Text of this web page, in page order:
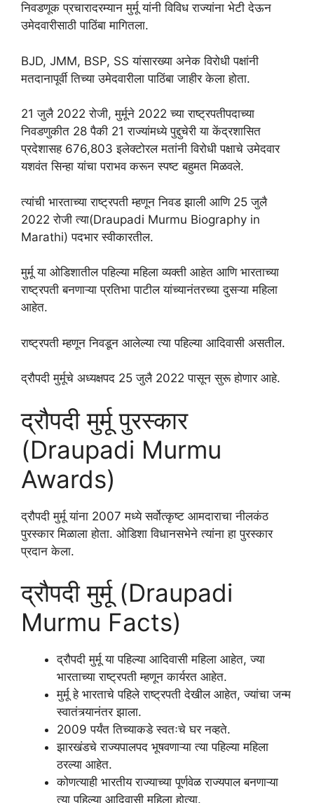
निवडणूक प्रचारादरम्यान मुर्मू यांनी विविध राज्यांना भेटी देऊन
उमेदवारीसाठी पाठिंबा मागितला.
BJD, JMM, BSP, SS यांसारख्या अनेक विरोधी पक्षांनी
मतदानापूर्वी तिच्या उमेदवारीला पाठिंबा जाहीर केला होता.
21 जुलै 2022 रोजी, मुर्मूने 2022 च्या राष्ट्रपतीपदाच्या
निवडणुकीत 28 पैकी 21 राज्यांमध्ये पुद्दुचेरी या केंद्रशासित
प्रदेशासह 676,803 इलेक्टोरल मतांनी विरोधी पक्षाचे उमेदवार
यशवंत सिन्हा यांचा पराभव करून स्पष्ट बहुमत मिळवले.
त्यांची भारताच्या राष्ट्रपती म्हणून निवड झाली आणि 25 जुलै
2022 रोजी त्या(Draupadi Murmu Biography in
Marathi) पदभार स्वीकारतील.
मुर्मू या ओडिशातील पहिल्या महिला व्यक्ती आहेत आणि भारताच्या
राष्ट्रपती बनणाऱ्या प्रतिभा पाटील यांच्यानंतरच्या दुसऱ्या महिला
आहेत.
राष्ट्रपती म्हणून निवडून आलेल्या त्या पहिल्या आदिवासी असतील.
द्रौपदी मुर्मूचे अध्यक्षपद 25 जुलै 2022 पासून सुरू होणार आहे.
द्रौपदी मुर्मू पुरस्कार
(Draupadi Murmu
Awards)
द्रौपदी मुर्मू यांना 2007 मध्ये सर्वोत्कृष्ट आमदाराचा नीलकंठ
पुरस्कार मिळाला होता. ओडिशा विधानसभेने त्यांना हा पुरस्कार
प्रदान केला.
द्रौपदी मुर्मू (Draupadi
Murmu Facts)
द्रौपदी मुर्मू या पहिल्या आदिवासी महिला आहेत, ज्या
भारताच्या राष्ट्रपती म्हणून कार्यरत आहेत.
मुर्मू हे भारताचे पहिले राष्ट्रपती देखील आहेत, ज्यांचा जन्म
स्वातंत्र्यानंतर झाला.
2009 पर्यंत तिच्याकडे स्वतःचे घर नव्हते.
झारखंडचे राज्यपालपद भूषवणाऱ्या त्या पहिल्या महिला
ठरल्या आहेत.
कोणत्याही भारतीय राज्याच्या पूर्णवेळ राज्यपाल बनणाऱ्या
त्या पहिल्या आदिवासी महिला होत्या.